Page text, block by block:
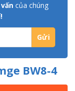
của chúng
BW8-4